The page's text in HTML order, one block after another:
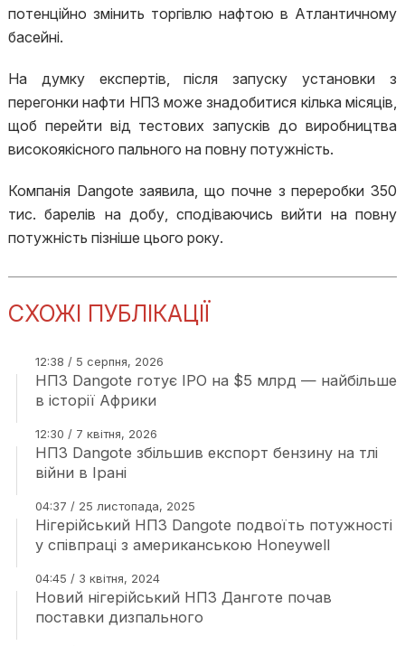
потенційно змінить торгівлю нафтою в Атлантичному
басейні.
На думку експертів, після запуску установки з
перегонки нафти НПЗ може знадобитися кілька місяців,
щоб перейти від тестових запусків до виробництва
високоякісного пального на повну потужність.
Компанія Dangote заявила, що почне з переробки 350
тис. барелів на добу, сподіваючись вийти на повну
потужність пізніше цього року.
СХОЖІ ПУБЛІКАЦІЇ
12:38 / 5 серпня, 2026
НПЗ Dangote готує IPO на $5 млрд — найбільше
в історії Африки
12:30 / 7 квітня, 2026
НПЗ Dangote збільшив експорт бензину на тлі
війни в Ірані
04:37 / 25 листопада, 2025
Нігерійський НПЗ Dangote подвоїть потужності
у співпраці з американською Honeywell
04:45 / 3 квітня, 2024
Новий нігерійський НПЗ Данготе почав
поставки дизпального